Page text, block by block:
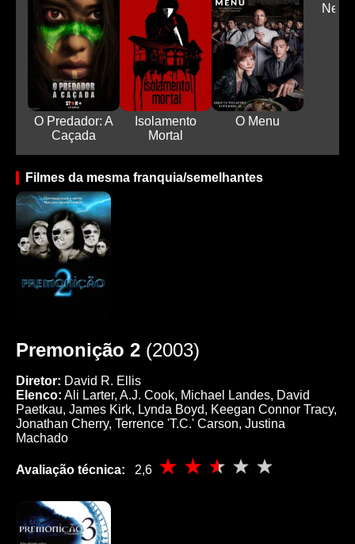
O Predador: A
Caçada
Isolamento
Mortal
O Menu
Filmes da mesma franquia/semelhantes
Premonição 2 (2003)
Diretor: David R. Ellis
Elenco: Ali Larter, A.J. Cook, Michael Landes, David
Paetkau, James Kirk, Lynda Boyd, Keegan Connor Tracy,
Jonathan Cherry, Terrence 'T.C.' Carson, Justina
Machado
Avaliação técnica: 2,6